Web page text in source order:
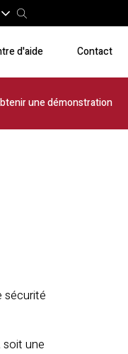
d'aide Contact
une démonstration
sécurité
une